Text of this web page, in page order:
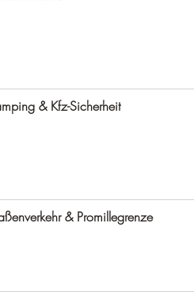
& Kfz-Sicherheit
& Promillegrenze